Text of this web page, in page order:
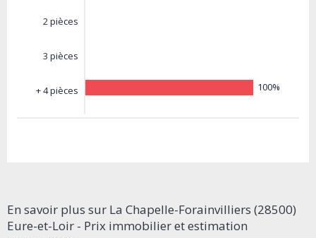
2 pièces
3 pièces
+ 4 pièces 100%
En savoir plus sur La Chapelle-Forainvilliers (28500)
Eure-et-Loir - Prix immobilier et estimation